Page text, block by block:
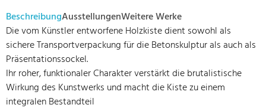
BeschreibungAusstellungenWeitere Werke
Die vom Künstler entworfene Holzkiste dient sowohl als
sichere Transportverpackung für die Betonskulptur als auch als
Präsentationssockel.
Ihr roher, funktionaler Charakter verstärkt die brutalistische
Wirkung des Kunstwerks und macht die Kiste zu einem
integralen Bestandteil